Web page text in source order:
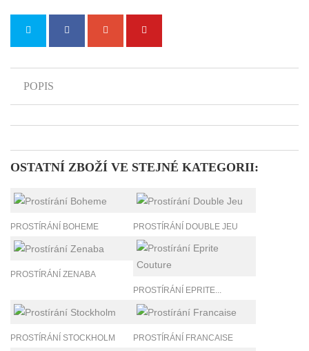
POPIS
OSTATNÍ ZBOŽÍ VE STEJNÉ KATEGORII:
PROSTÍRÁNÍ BOHEME PROSTÍRÁNÍ DOUBLE JEU
PROSTÍRÁNÍ ZENABA
PROSTÍRÁNÍ EPRITE...
PROSTÍRÁNÍ STOCKHOLM PROSTÍRÁNÍ FRANCAISE